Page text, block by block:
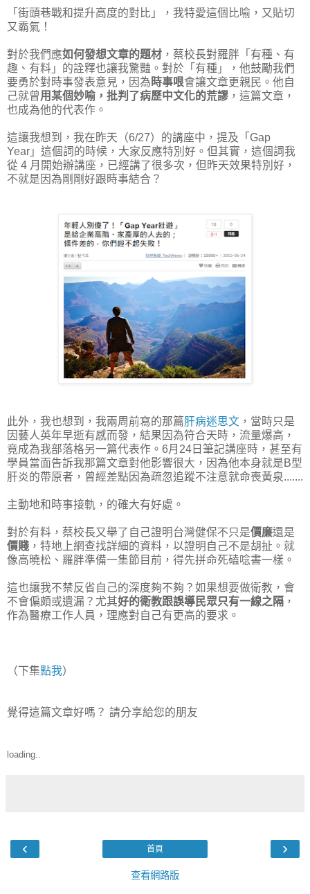
「街頭巷戰和提升高度的對比」，我特愛這個比喻，又貼切
又霸氣！
對於我們應如何發想文章的題材 ，蔡校長對羅胖「有種、有
趣、有料」的詮釋也讓我驚豔。對於「有種」，他鼓勵我們
要勇於對時事發表意見，因為 時事哏會讓文章更親民。他自
己就曾用某個妙喻，批判了病歷中文化的荒謬 ，這篇文章，
也成為他的代表作。
這讓我想到，我在昨天（6/27）的講座中，提及「Gap
Year」這個詞的時候，大家反應特別好。但其實，這個詞我
從 4 月開始辦講座，已經講了很多次，但昨天效果特別好，
不就是因為剛剛好跟時事結合？
此外，我也想到，我兩周前寫的那篇肝病迷思文 ，當時只是
因藝人英年早逝有感而發，結果因為符合天時，流量爆高，
竟成為我部落格另一篇代表作。6月24日筆記講座時，甚至有
學員當面告訴我那篇文章對他影響很大，因為他本身就是B型
肝炎的帶原者，曾經差點因為疏忽追蹤不注意就命喪黃泉.......
主動地和時事接軌，的確大有好處。
對於有料，蔡校長又舉了自己證明台灣健保不只是價廉還是
價賤 ，特地上網查找詳細的資料，以證明自己不是胡扯。就
像高曉松、羅胖準備一集節目前，得先拼命死磕唸書一樣。
這也讓我不禁反省自己的深度夠不夠？如果想要做衛教，會
不會偏頗或遺漏？尤其好的衛教跟誤導民眾只有一線之隔 ，
作為醫療工作人員，理應對自己有更高的要求。
（下集點我）
覺得這篇文章好嗎？ 請分享給您的朋友
loading..
‹ ›
首頁
查看網路版